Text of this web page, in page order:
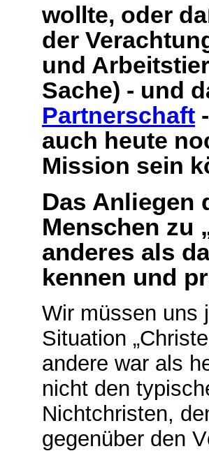
wollte, oder
der
und
Sache) - und
Partnerschaft
auch heute
Mission sein
Das Anliegen
Menschen zu
anderes als
kennen und
Wir müssen uns
Situation
andere war als
nicht den
Nichtchristen,
gegenüber den